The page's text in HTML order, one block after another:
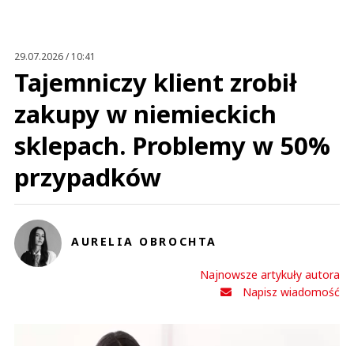
29.07.2026 / 10:41
Tajemniczy klient zrobił
zakupy w niemieckich
sklepach. Problemy w 50%
przypadków
AURELIA OBROCHTA
Najnowsze artykuły autora
Napisz wiadomość